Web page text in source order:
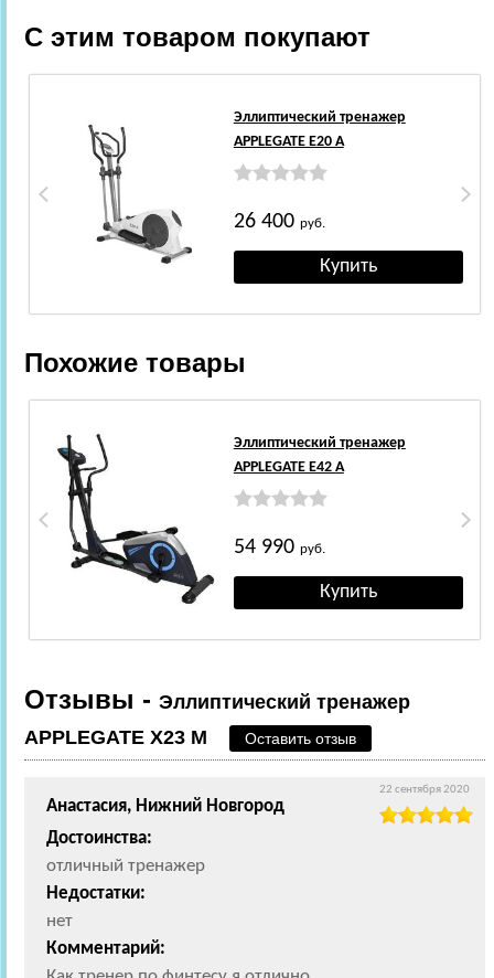
С этим товаром покупают
Эллиптический тренажер
APPLEGATE E20 A
26 400 руб.
Похожие товары
Эллиптический тренажер
APPLEGATE E42 A
54 990 руб.
Отзывы - Эллиптический тренажер
APPLEGATE X23 M
Оставить отзыв
Анастасия, Нижний Новгород
Достоинства:
отличный тренажер
Недостатки:
нет
Комментарий:
22 сентября 2020